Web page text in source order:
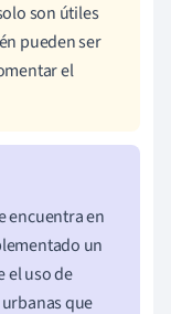
son útiles
pueden ser
el
encuentra en
un
el uso de
que